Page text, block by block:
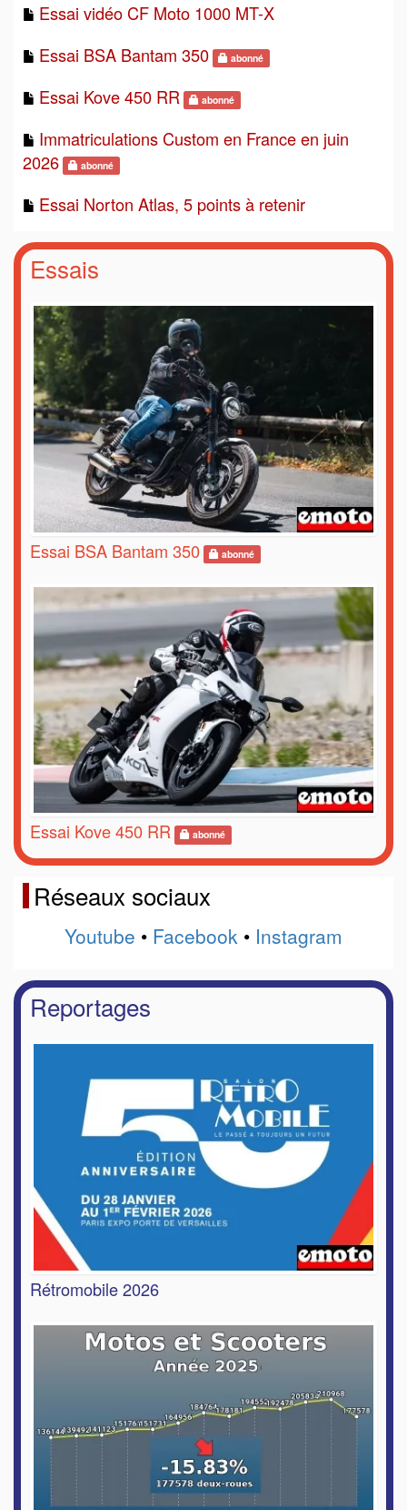
Essai vidéo CF Moto 1000 MT-X
Essai BSA Bantam 350
abonné
Essai Kove 450 RR abonné
Immatriculations Custom en France en juin
2026
abonné
Essai Norton Atlas, 5 points à retenir
Essais
Essai BSA Bantam 350 abonné
Essai Kove 450 RR abonné
Réseaux sociaux
Youtube • Facebook • Instagram
Reportages
Rétromobile 2026